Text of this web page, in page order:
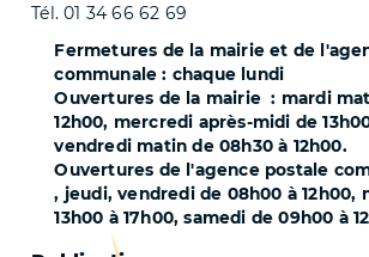
Tél. 01 34 66 62 69
Fermetures de la mairie et de
communale : chaque lundi
Ouvertures de la mairie : mardi
12h00, mercredi après-midi de
vendredi matin de 08h30 à 12h00.
Ouvertures de l'agence postale
, jeudi, vendredi de 08h00 à 12h00,
13h00 à 17h00, samedi de 09h00 à